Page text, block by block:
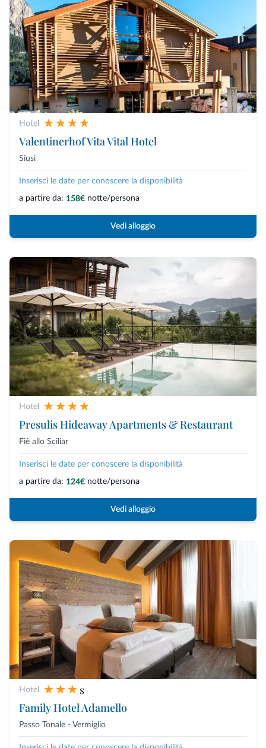
Hotel
Valentinerhof Vita Vital Hotel
Siusi
Inserisci le date per conoscere la disponibilità
a partire da: 158€ notte/persona
Vedi alloggio
Hotel
Presulis Hideaway Apartments & Restaurant
Fiè allo Sciliar
Inserisci le date per conoscere la disponibilità
a partire da: 124€ notte/persona
Vedi alloggio
Hotel
s
Family Hotel Adamello
Passo Tonale - Vermiglio